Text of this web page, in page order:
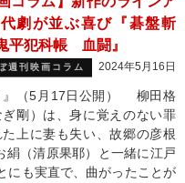
劇が並ぶ喜び『碁盤斬
平犯科帳 血闘』
週刊映画コラム 2024年5月16日
』（5月17日公開） 柳田格
剛）は、身に覚えのない罪
上に妻も失い、故郷の彦根
絹（清原果耶）と一緒に江戸
も実直で、曲がったことが